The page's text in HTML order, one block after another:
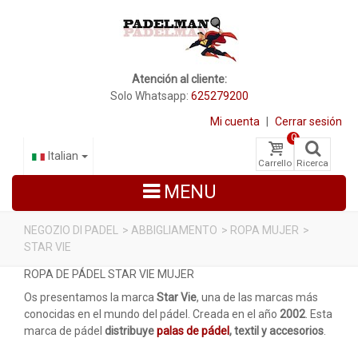
Atención al cliente:
Solo Whatsapp: 625279200
Mi cuenta Cerrar sesión
Carrello
0
Ricerca
Italian
MENU
SCARPE PADEL
BORSE
NEGOZIO DI PADEL > ABBIGLIAMENTO > ROPA MUJER >
STAR VIE
ROPA DE PÁDEL STAR VIE MUJER
Os presentamos la marcaStar Vie, una de las marcas más
conocidas en el mundo del pádel. Creada en el año 2002. Esta
marca de pádel distribuyepalas de pádel, textil y accesorios.